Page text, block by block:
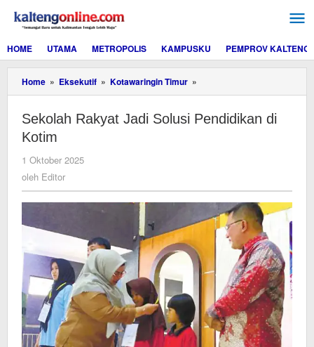
konten
HOME
UTAMA METROPOLIS KAMPUSKU PEMPROV KALTENG
Home » Eksekutif » Kotawaringin Timur »
Rakyat
Solusi
Sekolah Rakyat Jadi Solusi Pendidikan di
Kotim
1 Oktober 2025
oleh Editor